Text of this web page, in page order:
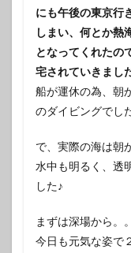
にも午後の東京行
しまい、何とか熱
となってくれたの
宅されていきまし
船が運休の為、朝
のダイビングでし
で、実際の海は朝
水中も明るく、透
した♪
まずは深場から。
今日も元気な姿で